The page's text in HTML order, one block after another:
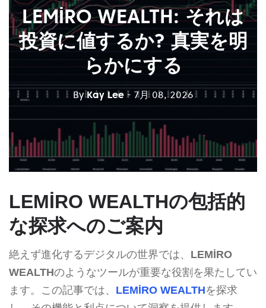
LEMİRO WEALTH: それは
投資に値するか? 真実を明
らかにする
ByKay Lee - 7月 08, 2026
LEMİRO WEALTHの包括的
な探求へのご案内
絶えず進化するデジタルの世界では、 LEMİRO
WEALTHのようなツールが重要な役割を果たしてい
ます。この記事では、 LEMİRO WEALTHを探求